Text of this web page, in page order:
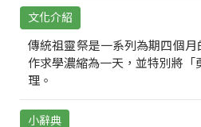
文化介紹
傳統祖靈祭是一系列為期四個
作求學濃縮為一天，並特別將「
理。
小辭典